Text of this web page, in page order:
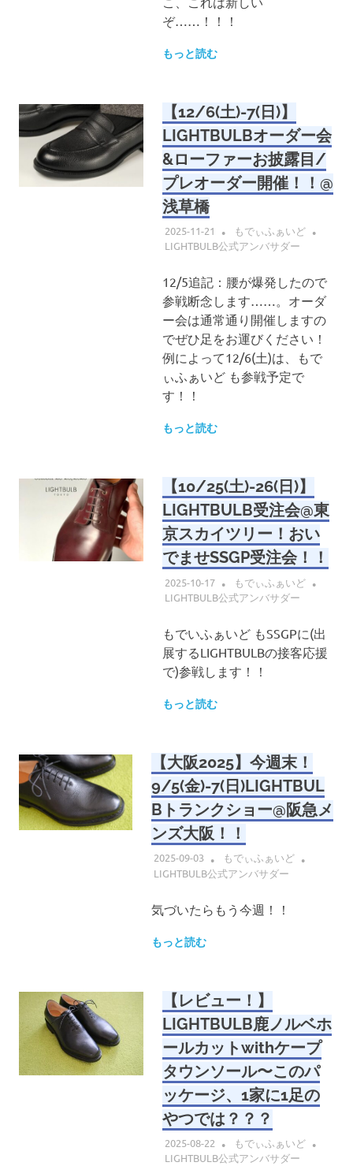
ぞ……！！！
もっと読む
【12/6(土)-7(日)】
LIGHTBULBオーダー会
&ローファーお披露目/
プレオーダー開催！！@
浅草橋
2025-11-21
もでぃふぁいど
LIGHTBULB公式アンバサダー
12/5追記：腰が爆発したので
参戦断念します……。オーダ
ー会は通常通り開催しますの
でぜひ足をお運びください！
例によって12/6(土)は、もで
ぃふぁいど も参戦予定で
す！！
もっと読む
【10/25(土)-26(日)】
LIGHTBULB受注会@東
京スカイツリー！おい
でませSSGP受注会！！
2025-10-17
もでぃふぁいど
LIGHTBULB公式アンバサダー
もでいふぁいど もSSGPに(出
展するLIGHTBULBの接客応援
で)参戦します！！
もっと読む
【大阪2025】今週末！
9/5(金)-7(日)LIGHTBUL
Bトランクショー@阪急メ
ンズ大阪！！
2025-09-03
もでぃふぁいど
LIGHTBULB公式アンバサダー
気づいたらもう今週！！
もっと読む
【レビュー！】
LIGHTBULB鹿ノルベホ
ールカットwithケープ
タウンソール〜このパ
ッケージ、1家に1足の
やつでは？？？
2025-08-22
もでぃふぁいど
LIGHTBULB公式アンバサダー